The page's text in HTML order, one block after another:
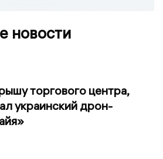
новости
торгового центра,
украинский дрон-